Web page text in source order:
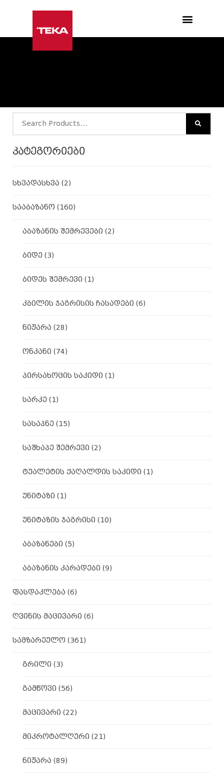
კატეგორიები
სხვადასხვა (2)
სააბაზანო (160)
აბაზანის შემრევები (2)
ბიდე (3)
ბიდეს შემრევი (1)
კბილის ჯაგრისის ჩასადები (6)
ნიჟარა (28)
ონკანი (74)
პირსახოცის საკიდი (1)
სარკე (1)
სასაპნე (15)
საშხაპე შემრევი (2)
ტუალეტის ქაღალდის საკიდი (1)
უნიტაზი (1)
უნიტაზის ჯაგრისი (10)
აბაზანები (5)
აბაზანის კარადები (9)
ფასდაკლება (6)
ღვინის მაცივარი (6)
სამზარეულო (361)
გრილი (3)
გამწოვი (56)
მაცივარი (22)
მიკროტალღური (21)
ნიჟარა (89)